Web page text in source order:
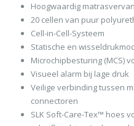
Hoogwaardig
20 cellen van puur
Cell-in-Cell-Systeem
Statische en
Microchipbesturing (MCS)
Visueel alarm bij lage druk
Veilige verbinding tussen
connectoren
SLK Soft-Care-Tex™ hoes